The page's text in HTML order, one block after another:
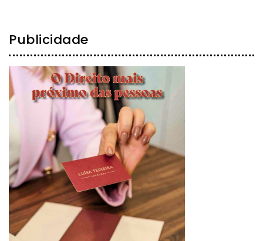
Publicidade